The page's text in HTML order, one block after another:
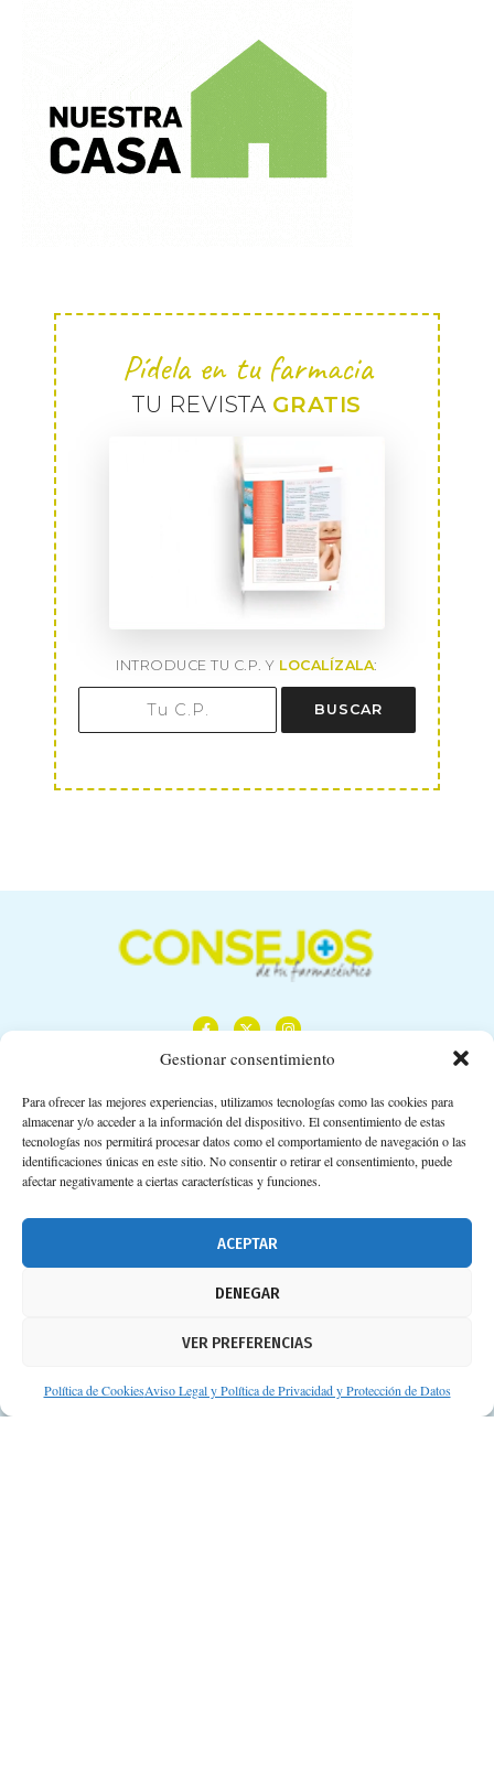
Gestionar consentimiento
Para ofrecer las mejores experiencias, utilizamos tecnologías como las cookies para
almacenar y/o acceder a la información del dispositivo. El consentimiento de estas
tecnologías nos permitirá procesar datos como el comportamiento de navegación o las
identificaciones únicas en este sitio. No consentir o retirar el consentimiento, puede
afectar negativamente a ciertas características y funciones.
ACEPTAR
DENEGAR
VER PREFERENCIAS
Política de CookiesAviso Legal y Política de Privacidad y Protección de Datos
Pídela en tu farmacia
TU REVISTA GRATIS
INTRODUCE TU C.P. Y LOCALÍZALA:
BUSCAR
Calle Camino de los Descubrimientos, 11,
Planta 3ª 41092 – Sevilla
674 02 62 03
Aviso legal
Protección de datos personales
Suscripción a Newsletter